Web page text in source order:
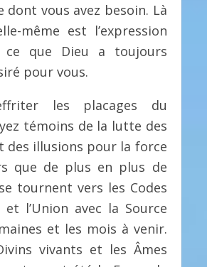
dont vous avez besoin. Là
même est l’expression
ce que Dieu a toujours
pour vous.
les placages du
témoins de la lutte des
des illusions pour la force
que de plus en plus de
tournent vers les Codes
et l’Union avec la Source
et les mois à venir.
vivants et les Âmes